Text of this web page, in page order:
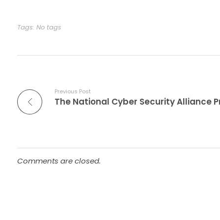
Tags: No tags
Previous Post
Comments are closed.